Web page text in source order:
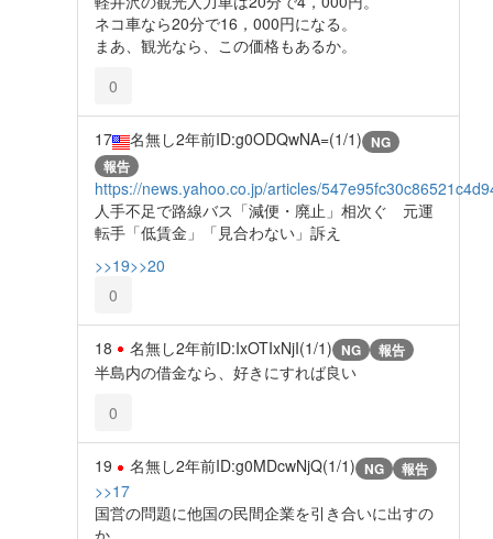
ネコ車なら20分で16，000円になる。
まあ、観光なら、この価格もあるか。
0
17 名無し2年前ID:g0ODQwNA=(1/1) NG
報告
https://news.yahoo.co.jp/articles/
人手不足で路線バス「減便・廃止」相次ぐ 元運
転手「低賃金」「見合わない」訴え
>>19>>20
0
18 名無し2年前ID:IxOTIxNjI(1/1) NG 報告
半島内の借金なら、好きにすれば良い
0
19 名無し2年前ID:g0MDcwNjQ(1/1) NG 報告
>>17
国営の問題に他国の民間企業を引き合いに出すの
か…